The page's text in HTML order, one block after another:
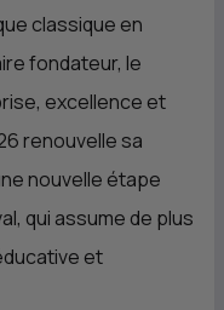
classique en
fondateur, le
excellence et
renouvelle sa
nouvelle étape
qui assume de plus
et